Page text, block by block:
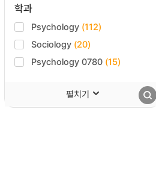
학과
Psychology (112)
Sociology (20)
Psychology 0780 (15)
펼치기